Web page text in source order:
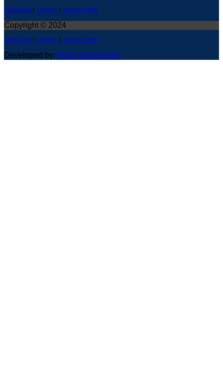
আমাদের কথা ! যোগাযোগ ! প্রাইভেসি পলিসি
Copyright © 2024
আমাদের কথা ! যোগাযোগ ! প্রাইভেসি পলিসি
Developed by: Flash Technology